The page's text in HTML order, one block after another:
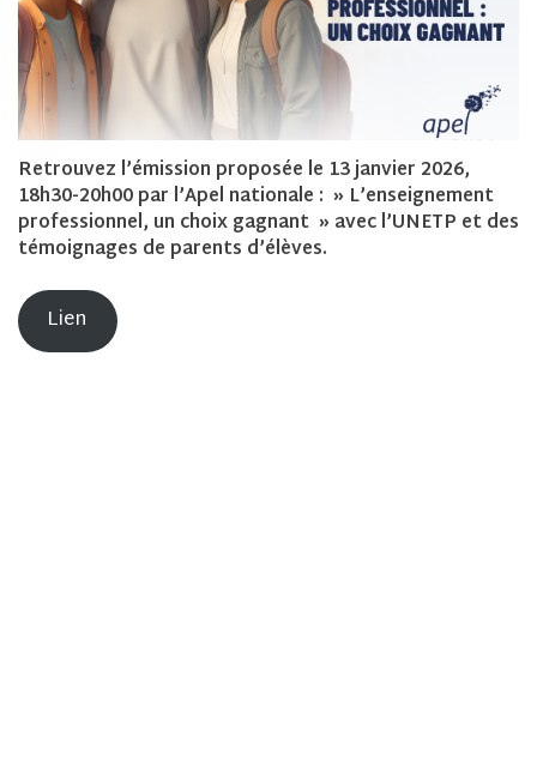
Retrouvez l’émission proposée le 13 janvier 2026,
18h30-20h00 par l’Apel nationale : » L’enseignement
professionnel, un choix gagnant » avec l’UNETP et des
témoignages de parents d’élèves.
Lien